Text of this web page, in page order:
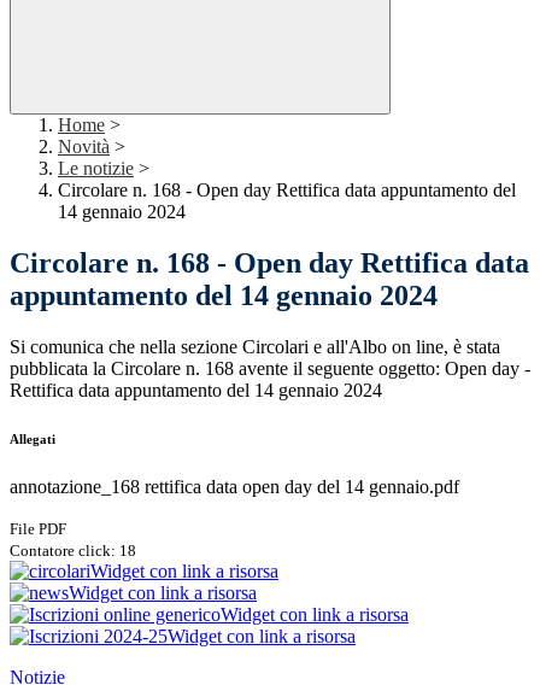
Home >
Novità >
Le notizie >
Circolare n. 168 - Open day Rettifica data appuntamento del
14 gennaio 2024
Circolare n. 168 - Open day Rettifica data
appuntamento del 14 gennaio 2024
Si comunica che nella sezione Circolari e all'Albo on line, è stata
pubblicata la Circolare n. 168 avente il seguente oggetto: Open day -
Rettifica data appuntamento del 14 gennaio 2024
Allegati
annotazione_168 rettifica data open day del 14 gennaio.pdf
File PDF
Contatore click: 18
Widget con link a risorsa
Widget con link a risorsa
Widget con link a risorsa
Widget con link a risorsa
Notizie